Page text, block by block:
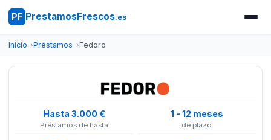
PF PrestamosFrescos.es
Inicio Préstamos Fedoro
Hasta 3.000 €
Préstamos de hasta
1 - 12 meses
de plazo